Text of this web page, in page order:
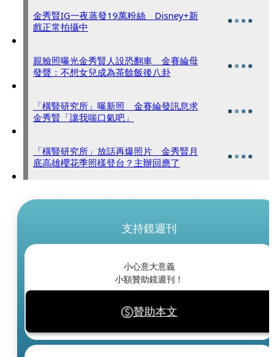
金秀賢IG一夜蒸發19萬粉絲 Disney+新
戲正常拍攝中
親臉照曝光金秀賢人設恐翻車 金賽綸母
發聲：不想女兒成為茶餘飯後八卦
「橫豎研究所」曝新照 金賽綸發訊息求
金秀賢「讓我喘口氣吧」
「橫豎研究所」放話再爆照片 金秀賢月
底高雄櫻花季照樣登台？主辦回應了
支持鏡週刊
小心意大意義
小額贊助鏡週刊！
贊助本文